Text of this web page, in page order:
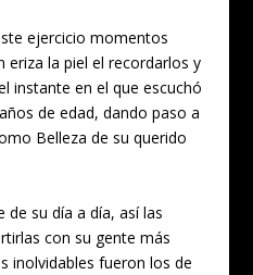
ejercicio momentos
eriza la piel el recordarlos y
instante en el que escuchó
de edad, dando paso a
Belleza de su querido
su día a día, así las
con su gente más
inolvidables fueron los de